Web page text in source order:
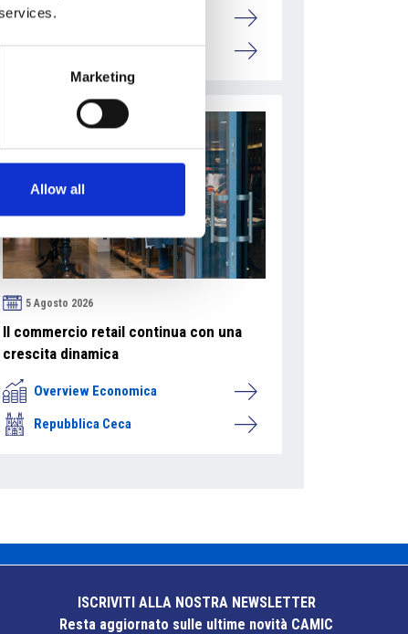
Marketing
Allow all
Overview Economica
Repubblica Ceca
5 Agosto 2026
Il commercio retail continua con una
crescita dinamica
Overview Economica
Repubblica Ceca
ISCRIVITI ALLA NOSTRA NEWSLETTER
Resta aggiornato sulle ultime novità CAMIC